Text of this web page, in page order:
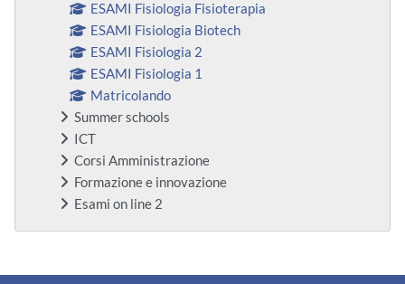
ESAMI Fisiologia Fisioterapia
ESAMI Fisiologia Biotech
ESAMI Fisiologia 2
ESAMI Fisiologia 1
Matricolando
Summer schools
ICT
Corsi Amministrazione
Formazione e innovazione
Esami on line 2
Blocchi supplementari